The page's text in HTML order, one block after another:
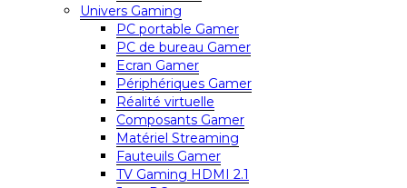
Univers Gaming
PC portable Gamer
PC de bureau Gamer
Ecran Gamer
Périphériques Gamer
Réalité virtuelle
Composants Gamer
Matériel Streaming
Fauteuils Gamer
TV Gaming HDMI 2.1